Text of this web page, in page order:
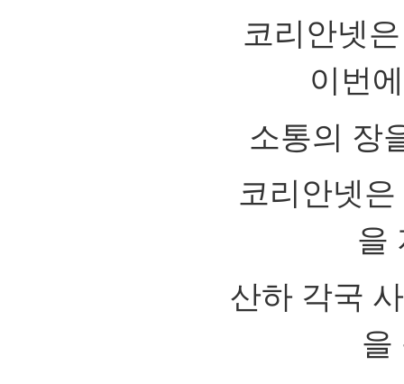
코리안넷
이번
소통의 장
코리안넷
을
산하 각국
을